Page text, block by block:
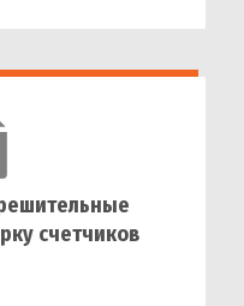
счетчиков